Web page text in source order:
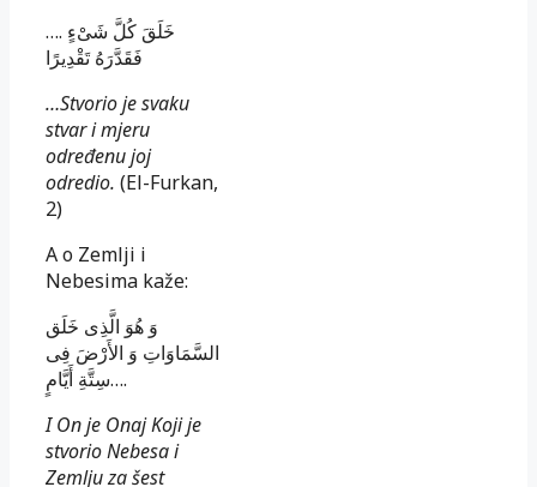
…. خَلَقَ كُلَّ شَىْءٍ
فَقَدَّرَهُ تَقْدِيرًا
…Stvorio je svaku
stvar i mjeru
određenu joj
odredio. (El-Furkan,
2)
A o Zemlji i
Nebesima kaže:
وَ هُوَ الَّذِى خَلَق
السَّمَاوَاتِ وَ الأَرْضَ فِى
سِتَّةِ أَيَّامٍ….
I On je Onaj Koji je
stvorio Nebesa i
Zemlju za šest